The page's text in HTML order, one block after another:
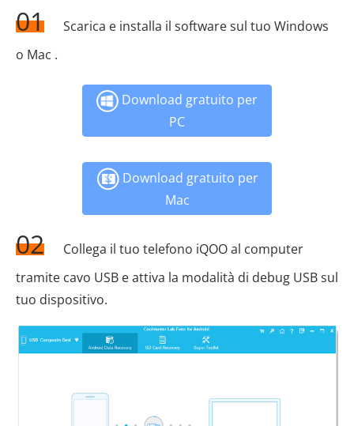
01
Scarica e installa il software sul tuo Windows
o Mac .
Download gratuito per
PC
Download gratuito per
Mac
02
Collega il tuo telefono iQOO al computer
tramite cavo USB e attiva la modalità di debug USB sul
tuo dispositivo.